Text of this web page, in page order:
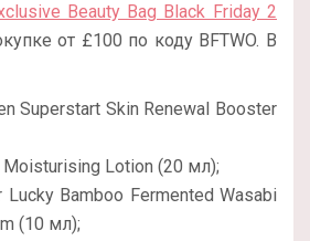
Beauty Bag Black Friday 2
от £100 по коду BFTWO. В
Superstart Skin Renewal Booster
Moisturising Lotion (20 мл);
Lucky Bamboo Fermented Wasabi
(10 мл);